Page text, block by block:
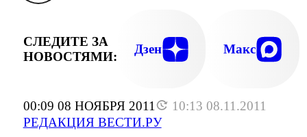
00:09 08 НОЯБРЯ 2011
10:13 08.11.2011
РЕДАКЦИЯ ВЕСТИ.РУ
СЛЕДИТЕ ЗА
НОВОСТЯМИ:
Дзен Макс